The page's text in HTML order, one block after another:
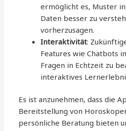
ermöglicht es, Muster
Daten besser zu
vorherzusagen.
Interaktivität:
Features wie Chatbots
Fragen in Echtzeit zu
interaktives
Es ist anzunehmen, dass die
Bereitstellung von
persönliche Beratung bieten